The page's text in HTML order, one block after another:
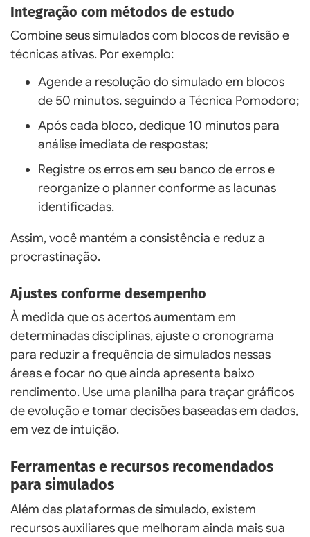
Integração com métodos de estudo
Combine seus simulados com blocos de revisão e
técnicas ativas. Por exemplo:
Agende a resolução do simulado em blocos
de 50 minutos, seguindo a Técnica Pomodoro;
Após cada bloco, dedique 10 minutos para
análise imediata de respostas;
Registre os erros em seu banco de erros e
reorganize o planner conforme as lacunas
identificadas.
Assim, você mantém a consistência e reduz a
procrastinação.
Ajustes conforme desempenho
À medida que os acertos aumentam em
determinadas disciplinas, ajuste o cronograma
para reduzir a frequência de simulados nessas
áreas e focar no que ainda apresenta baixo
rendimento. Use uma planilha para traçar gráficos
de evolução e tomar decisões baseadas em dados,
em vez de intuição.
Ferramentas e recursos recomendados
para simulados
Além das plataformas de simulado, existem
recursos auxiliares que melhoram ainda mais sua